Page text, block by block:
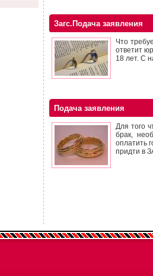
Загс.Подача заявления
Что
ответит
18 лет. С
Подача заявления
Для того
брак,
оплатить
придти в